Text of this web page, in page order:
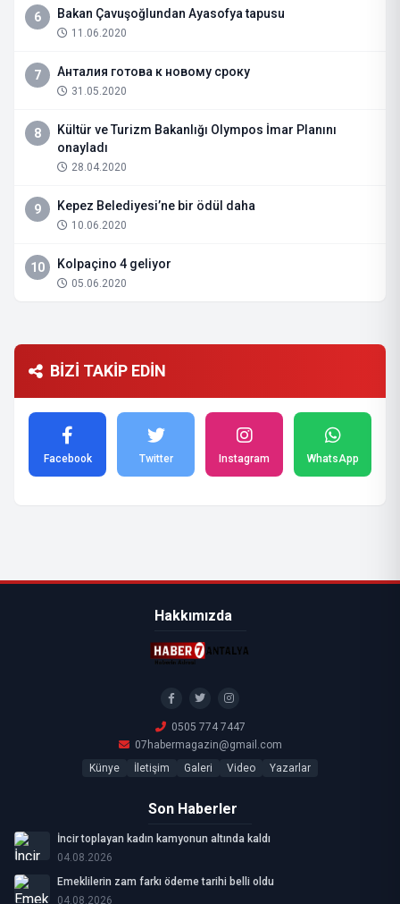
6 Bakan Çavuşoğlundan Ayasofya tapusu
11.06.2020
7 Анталия готова к новому сроку
31.05.2020
8
Kültür ve Turizm Bakanlığı Olympos İmar Planını
onayladı
28.04.2020
9 Kepez Belediyesi’ne bir ödül daha
10.06.2020
10 Kolpaçino 4 geliyor
05.06.2020
BİZİ TAKİP EDİN
Facebook Twitter Instagram WhatsApp
Hakkımızda
0505 774 7447
07habermagazin@gmail.com
Künye
İletişim Galeri Video Yazarlar
Son Haberler
İncir toplayan kadın kamyonun altında kaldı
04.08.2026
Emeklilerin zam farkı ödeme tarihi belli oldu
04.08.2026